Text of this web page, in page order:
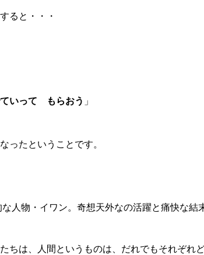
ると・・・
いって もらおう 」
たということです。
人物・イワン。奇想天外なの活躍と痛快な結
ちは、人間というものは、だれでもそれぞ